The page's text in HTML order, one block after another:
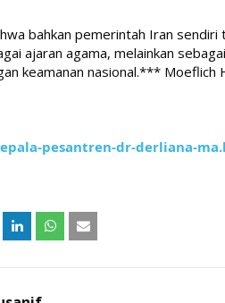
bahkan pemerintah Iran sendiri
ajaran agama, melainkan sebagai
keamanan nasional.*** Moeflich
pesantren-dr-derliana-